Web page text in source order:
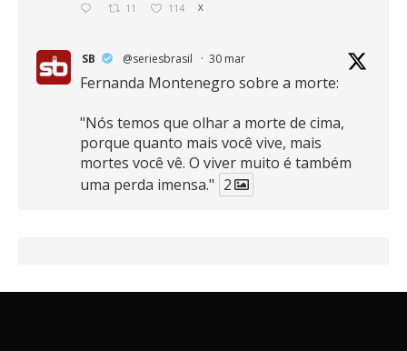
11 114 X
SB @seriesbrasil · 30 mar
Fernanda Montenegro sobre a morte:
"Nós temos que olhar a morte de cima,
porque quanto mais você vive, mais
mortes você vê. O viver muito é também
uma perda imensa." 2